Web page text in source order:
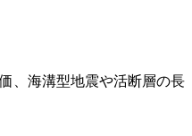
、海溝型地震や活断層の長